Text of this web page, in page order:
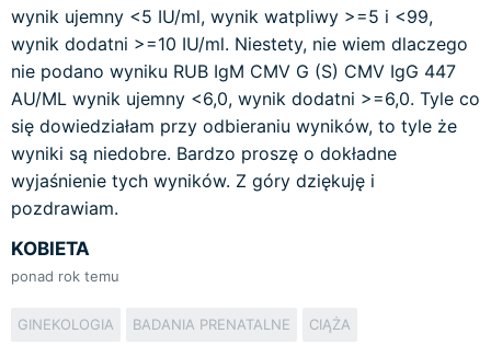
wynik ujemny <5 IU/ml, wynik watpliwy >=5 i <99,
wynik dodatni >=10 IU/ml. Niestety, nie wiem dlaczego
nie podano wyniku RUB IgM CMV G (S) CMV IgG 447
AU/ML wynik ujemny <6,0, wynik dodatni >=6,0. Tyle co
się dowiedziałam przy odbieraniu wyników, to tyle że
wyniki są niedobre. Bardzo proszę o dokładne
wyjaśnienie tych wyników. Z góry dziękuję i
pozdrawiam.
KOBIETA
ponad rok temu
GINEKOLOGIA BADANIA PRENATALNE CIĄŻA